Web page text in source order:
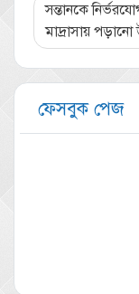
সন্তানকে
মাদ্রাসায়
ফেসবুক পেজ